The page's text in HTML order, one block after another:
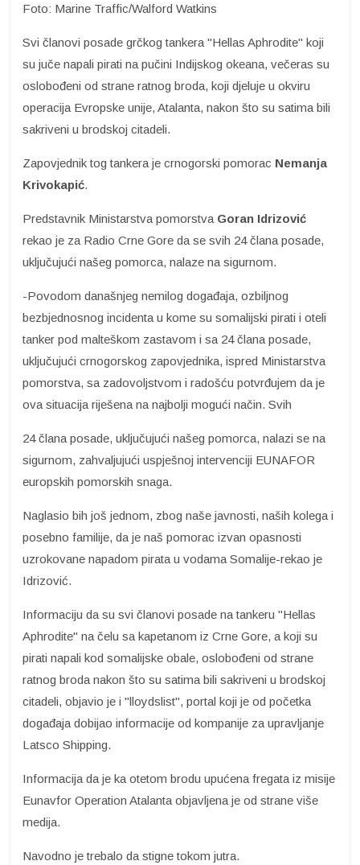
Foto: Marine Traffic/Walford Watkins
Svi članovi posade grčkog tankera "Hellas Aphrodite" koji
su juče napali pirati na pučini Indijskog okeana, večeras su
oslobođeni od strane ratnog broda, koji djeluje u okviru
operacija Evropske unije, Atalanta, nakon što su satima bili
sakriveni u brodskoj citadeli.
Zapovjednik tog tankera je crnogorski pomorac Nemanja
Krivokapić.
Predstavnik Ministarstva pomorstva Goran Idrizović
rekao je za Radio Crne Gore da se svih 24 člana posade,
uključujući našeg pomorca, nalaze na sigurnom.
-Povodom današnjeg nemilog događaja, ozbiljnog
bezbjednosnog incidenta u kome su somalijski pirati i oteli
tanker pod malteškom zastavom i sa 24 člana posade,
uključujući crnogorskog zapovjednika, ispred Ministarstva
pomorstva, sa zadovoljstvom i radošću potvrđujem da je
ova situacija riješena na najbolji mogući način. Svih
24 člana posade, uključujući našeg pomorca, nalazi se na
sigurnom, zahvaljujući uspješnoj intervenciji EUNAFOR
europskih pomorskih snaga.
Naglasio bih još jednom, zbog naše javnosti, naših kolega i
posebno familije, da je naš pomorac izvan opasnosti
uzrokovane napadom pirata u vodama Somalije-rekao je
Idrizović.
Informaciju da su svi članovi posade na tankeru "Hellas
Aphrodite" na čelu sa kapetanom iz Crne Gore, a koji su
pirati napali kod somalijske obale, oslobođeni od strane
ratnog broda nakon što su satima bili sakriveni u brodskoj
citadeli, objavio je i "lloydslist", portal koji je od početka
događaja dobijao informacije od kompanije za upravljanje
Latsco Shipping.
Informacija da je ka otetom brodu upućena fregata iz misije
Eunavfor Operation Atalanta objavljena je od strane više
medija.
Navodno je trebalo da stigne tokom jutra.